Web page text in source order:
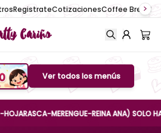
RegistrateCotizacionesCoffee Break
Cariño
menu
Ver todos los menús
MERENGUE-REINA ANA) SOLO HASTA